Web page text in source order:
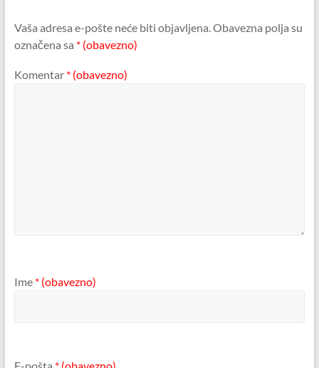
Vaša adresa e-pošte neće biti objavljena.Obavezna polja su
označena sa * (obavezno)
Komentar * (obavezno)
Ime * (obavezno)